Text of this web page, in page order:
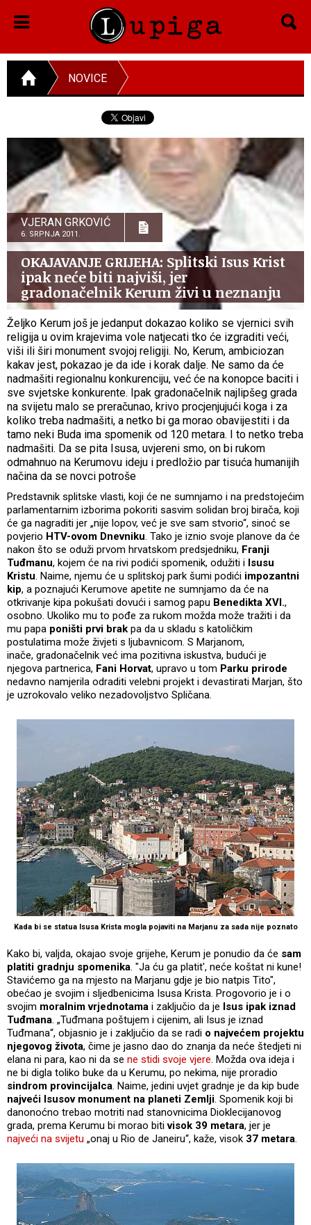
NOVICE
VJERAN GRKOVIĆ
6. SRPNJA 2011.
OKAJAVANJE GRIJEHA: Splitski Isus Krist
ipak neće biti najviši, jer
gradonačelnik Kerum živi u neznanju
Željko Kerum još je jedanput dokazao koliko se vjernici svih
religija u ovim krajevima vole natjecati tko će izgraditi veći,
viši ili širi monument svojoj religiji. No, Kerum, ambiciozan
kakav jest, pokazao je da ide i korak dalje. Ne samo da će
nadmašiti regionalnu konkurenciju, već će na konopce baciti i
sve svjetske konkurente. Ipak gradonačelnik najlipšeg grada
na svijetu malo se preračunao, krivo procjenjujući koga i za
koliko treba nadmašiti, a netko bi ga morao obavijestiti i da
tamo neki Buda ima spomenik od 120 metara. I to netko treba
nadmašiti. Da se pita Isusa, uvjereni smo, on bi rukom
odmahnuo na Kerumovu ideju i predložio par tisuća humanijih
načina da se novci potroše
Predstavnik splitske vlasti, koji će ne sumnjamo i na predstojećim
parlamentarnim izborima pokoriti sasvim solidan broj birača, koji
će ga nagraditi jer „nije lopov, već je sve sam stvorio“, sinoć se
povjerio HTV-ovom Dnevniku. Tako je iznio svoje planove da će
nakon što se oduži prvom hrvatskom predsjedniku, Franji
Tuđmanu, kojem će na rivi podići spomenik, odužiti i Isusu
Kristu. Naime, njemu će u splitskoj park šumi podići impozantni
kip, a poznajući Kerumove apetite ne sumnjamo da će na
otkrivanje kipa pokušati dovući i samog papu Benedikta XVI.,
osobno. Ukoliko mu to pođe za rukom možda može tražiti i da
mu papa poništi prvi brak pa da u skladu s katoličkim
postulatima može živjeti s ljubavnicom. S Marjanom,
inače, gradonačelnik već ima pozitivna iskustva, budući je
njegova partnerica, Fani Horvat, upravo u tom Parku prirode
nedavno namjerila odraditi velebni projekt i devastirati Marjan, što
je uzrokovalo veliko nezadovoljstvo Spličana.
Kada bi se statua Isusa Krista mogla pojaviti na Marjanu za sada nije poznato
Kako bi, valjda, okajao svoje grijehe, Kerum je ponudio da će sam
platiti gradnju spomenika. "Ja ću ga platit', neće koštat ni kune!
Stavićemo ga na mjesto na Marjanu gdje je bio natpis Tito",
obećao je svojim i sljedbenicima Isusa Krista. Progovorio je i o
svojim moralnim vrjednotama i zaključio da je Isus ipak iznad
Tuđmana. „Tuđmana poštujem i cijenim, ali Isus je iznad
Tuđmana“, objasnio je i zaključio da se radi o najvećem projektu
njegovog života, čime je jasno dao do znanja da neće štedjeti ni
elana ni para, kao ni da se ne stidi svoje vjere. Možda ova ideja i
ne bi digla toliko buke da u Kerumu, po nekima, nije proradio
sindrom provincijalca. Naime, jedini uvjet gradnje je da kip bude
najveći Isusov monument na planeti Zemlji. Spomenik koji bi
danonoćno trebao motriti nad stanovnicima Dioklecijanovog
grada, prema Kerumu bi morao bitivisok 39 metara, jer je
najveći na svijetu „onaj u Rio de Janeiru“, kaže, visok 37 metara.